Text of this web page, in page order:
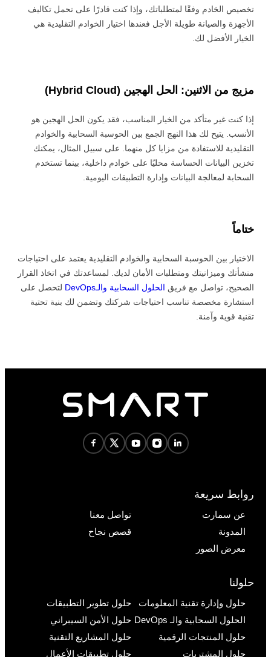
تخصيص الخادم وفقًا لمتطلباتك، وإذا كنت قادرًا على تحمل تكاليف
الأجهزة والصيانة طويلة الأجل فعندها اختيار الخوادم التقليدية هي
الخيار الأفضل لك.
مزيج من الاثنين: الحل الهجين (Hybrid Cloud)
إذا كنت غير متأكد من الخيار المناسب، فقد يكون الحل الهجين هو
الأنسب. يتيح لك هذا النهج الجمع بين الحوسبة السحابية والخوادم
التقليدية للاستفادة من مزايا كل منهما. على سبيل المثال، يمكنك
تخزين البيانات الحساسة محليًا على خوادم داخلية، بينما تستخدم
السحابة لمعالجة البيانات وإدارة التطبيقات اليومية.
ختاماً
الاختيار بين الحوسبة السحابية والخوادم التقليدية يعتمد على احتياجات
منشأتك وميزانيتك ومتطلبات الأمان لديك. لمساعدتك في اتخاذ القرار
الصحيح، تواصل مع فريق الحلول السحابية والـDevOps
لتحصل على
استشارة مخصصة تناسب احتياجات شركتك وتضمن لك بنية تحتية
تقنية قوية وآمنة.
روابط سريعة
عن سمارت
تواصل معنا
المدونة
قصص نجاح
معرض الصور
حلولنا
حلول وإدارة تقنية المعلومات
حلول تطوير التطبيقات
الحلول السحابية والـ DevOps
حلول الأمن السيبراني
حلول المنتجات الرقمية
حلول المشاريع التقنية
حلول المشتريات
حلول تطبيقات الأعمال